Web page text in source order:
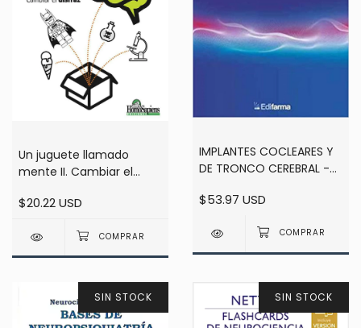
Un juguete llamado
mente II. Cambiar el
$20.22 USD
IMPLANTES COCLEARES Y
DE TRONCO CEREBRAL -
$53.97 USD
SIN STOCK SIN STOCK